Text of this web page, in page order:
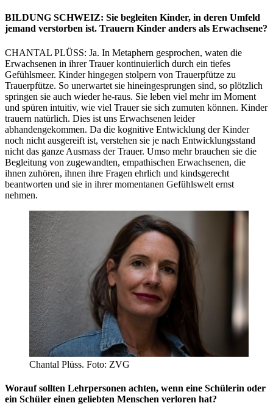
BILDUNG SCHWEIZ: Sie begleiten Kinder, in deren Umfeld
jemand verstorben ist. Trauern Kinder anders als Erwachsene?
CHANTAL PLÜSS: Ja. In Metaphern gesprochen, waten die
Erwachsenen in ihrer Trauer kontinuierlich durch ein tiefes
Gefühlsmeer. Kinder hingegen stolpern von Trauerpfütze zu
Trauerpfütze. So unerwartet sie hineingesprungen sind, so plötzlich
springen sie auch wieder he-raus. Sie leben viel mehr im Moment
und spüren intuitiv, wie viel Trauer sie sich zumuten können. Kinder
trauern natürlich. Dies ist uns Erwachsenen leider
abhandengekommen. Da die kognitive Entwicklung der Kinder
noch nicht ausgereift ist, verstehen sie je nach Entwicklungsstand
nicht das ganze Ausmass der Trauer. Umso mehr brauchen sie die
Begleitung von zugewandten, empathischen Erwachsenen, die
ihnen zuhören, ihnen ihre Fragen ehrlich und kindsgerecht
beantworten und sie in ihrer momentanen Gefühlswelt ernst
nehmen.
Chantal Plüss. Foto: ZVG
Worauf sollten Lehrpersonen achten, wenn eine Schülerin oder
ein Schüler einen geliebten Menschen verloren hat?